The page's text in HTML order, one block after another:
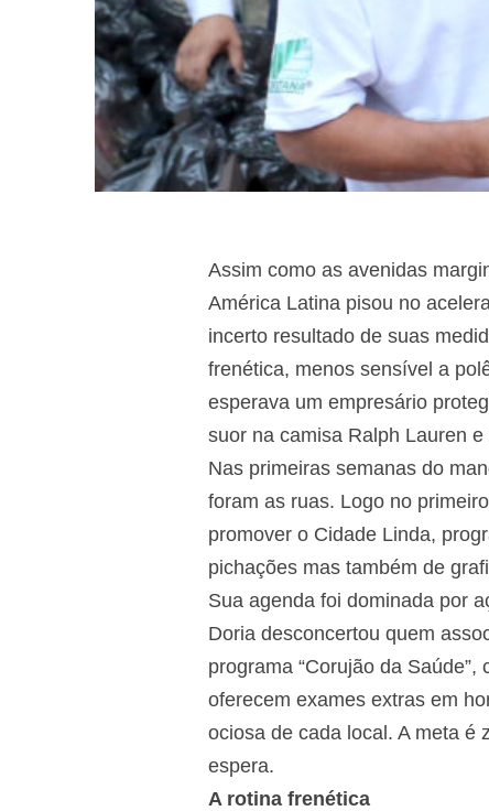
Assim como as avenidas
América Latina pisou no
incerto resultado de suas
frenética, menos sensível a
esperava um empresário
suor na camisa Ralph Lauren
Nas primeiras semanas do
foram as ruas. Logo no
promover o Cidade Linda,
pichações mas também de
Sua agenda foi dominada por
Doria desconcertou quem
programa “Corujão da
oferecem exames extras em
ociosa de cada local. A meta é
espera.
A rotina frenética